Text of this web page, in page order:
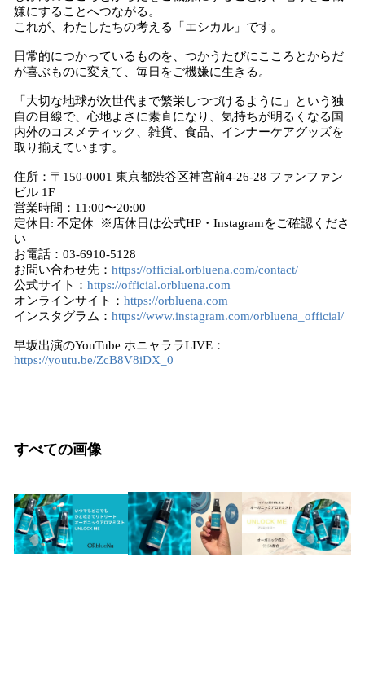
嫌にすることへつながる。
これが、わたしたちの考える「エシカル」です。
日常的につかっているものを、つかうたびにこころとからだ
が喜ぶものに変えて、毎日をご機嫌に生きる。
「大切な地球が次世代まで繁栄しつづけるように」という独
自の目線で、心地よさに素直になり、気持ちが明るくなる国
内外のコスメティック、雑貨、食品、インナーケアグッズを
取り揃えています。
住所：〒150-0001 東京都渋谷区神宮前4-26-28 ファンファン
ビル 1F
営業時間：11:00〜20:00
定休日: 不定休 ※店休日は公式HP・Instagramをご確認くださ
い
お電話：03-6910-5128
お問い合わせ先： https://official.orbluena.com/contact/
公式サイト： https://official.orbluena.com
オンラインサイト： https://orbluena.com
インスタグラム： https://www.instagram.com/orbluena_official/
早坂出演のYouTube ホニャララLIVE：
https://youtu.be/ZcB8V8iDX_0
すべての画像